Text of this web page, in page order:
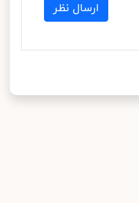
ارسال نظر